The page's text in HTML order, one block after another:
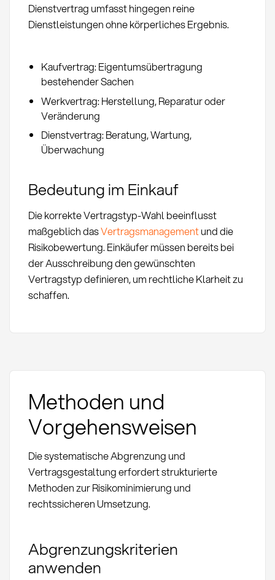
Dienstvertrag umfasst hingegen reine
Dienstleistungen ohne körperliches Ergebnis.
Kaufvertrag: Eigentumsübertragung
bestehender Sachen
Werkvertrag: Herstellung, Reparatur oder
Veränderung
Dienstvertrag: Beratung, Wartung,
Überwachung
Bedeutung im Einkauf
Die korrekte Vertragstyp-Wahl beeinflusst
maßgeblich dasVertragsmanagementund die
Risikobewertung. Einkäufer müssen bereits bei
der Ausschreibung den gewünschten
Vertragstyp definieren, um rechtliche Klarheit zu
schaffen.
Methoden und
Vorgehensweisen
Die systematische Abgrenzung und
Vertragsgestaltung erfordert strukturierte
Methoden zur Risikominimierung und
rechtssicheren Umsetzung.
Abgrenzungskriterien
anwenden